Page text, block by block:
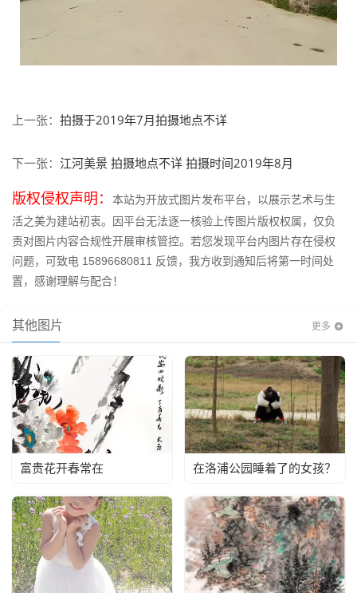
上一张： 拍摄于2019年7月拍摄地点不详
下一张： 江河美景 拍摄地点不详 拍摄时间2019年8月
版权侵权声明：
本站为开放式图片发布平台，以展示艺术与生
活之美为建站初衷。因平台无法逐一核验上传图片版权权属，仅负
责对图片内容合规性开展审核管控。若您发现平台内图片存在侵权
问题，可致电 15896680811 反馈，我方收到通知后将第一时间处
置，感谢理解与配合！
其他图片 更多
富贵花开春常在 在洛浦公园睡着了的女孩？